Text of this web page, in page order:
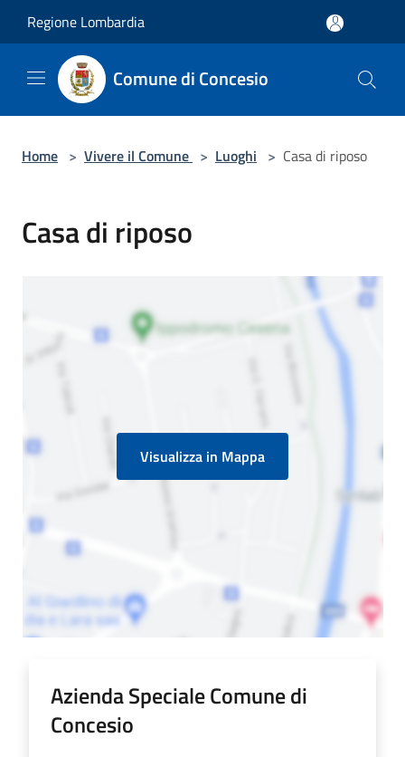
Regione Lombardia
Comune di Concesio
Home > Vivere il Comune > Luoghi > Casa di riposo
Casa di riposo
Visualizza in Mappa
Azienda Speciale Comune di
Concesio